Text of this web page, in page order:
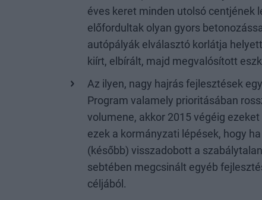
éves keret minden utolsó centjének
előfordultak olyan gyors
autópályák elválasztó korlátja
kiírt, elbírált, majd megvalósított
Az ilyen, nagy hajrás fejlesztések
Program valamely prioritásában
volumene, akkor 2015 végéig
ezek a kormányzati lépések, hogy
(később) visszadobott a
sebtében megcsinált egyéb
céljából.